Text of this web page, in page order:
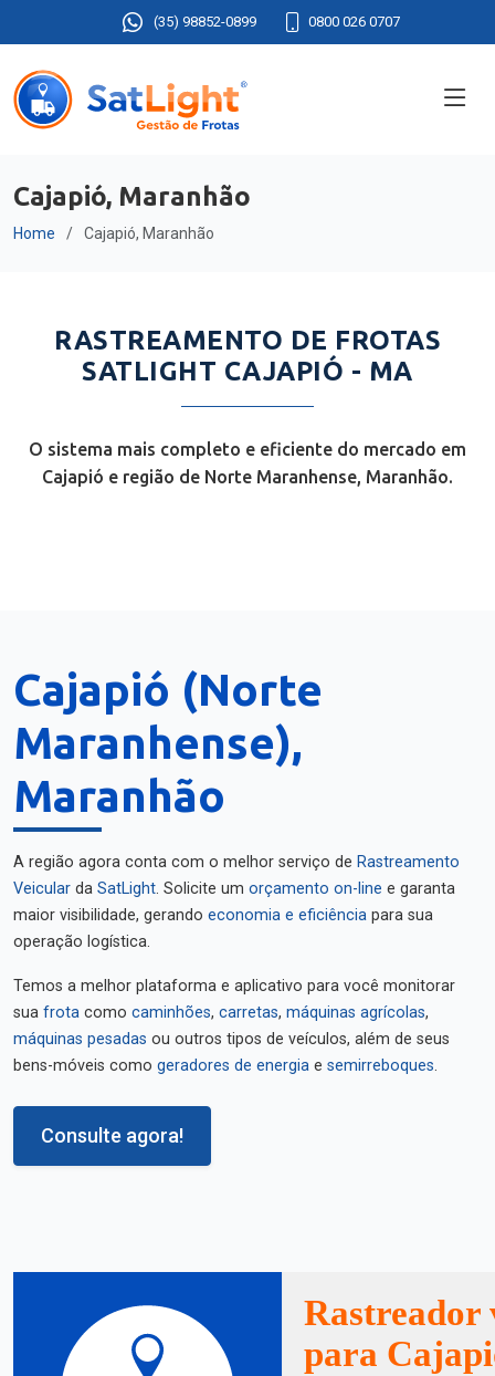
(35) 98852-0899 0800 026 0707
Cajapió, Maranhão
Home Cajapió, Maranhão
RASTREAMENTO DE FROTAS
SATLIGHT CAJAPIÓ - MA
O sistema mais completo e eficiente do mercado em
Cajapió e região de Norte Maranhense, Maranhão.
Cajapió (Norte
Maranhense),
Maranhão
A região agora conta com o melhor serviço de Rastreamento
Veicular da SatLight. Solicite um orçamento on-line e garanta
maior visibilidade, gerando economia e eficiência para sua
operação logística.
Temos a melhor plataforma e aplicativo para você monitorar
sua frota como caminhões, carretas, máquinas agrícolas,
máquinas pesadas ou outros tipos de veículos, além de seus
bens-móveis como geradores de energia e semirreboques.
Consulte agora!
Rastreador
para